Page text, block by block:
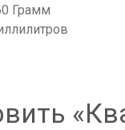
Грамм